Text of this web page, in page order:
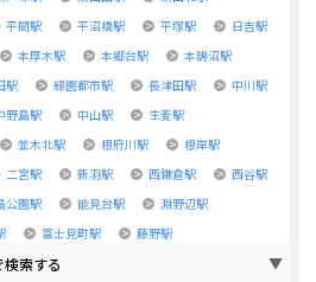
平間駅 平沼橋駅 平塚駅
日吉駅
本厚木駅 本郷台駅
本鵠沼駅
駅 緑園都市駅 長津田駅
中川駅
野島駅 中山駅
生麦駅
並木北駅 根府川駅
根岸駅
二宮駅 新羽駅 西鎌倉駅
西谷駅
公園駅 能見台駅
淵野辺駅
富士見町駅 藤野駅
索する